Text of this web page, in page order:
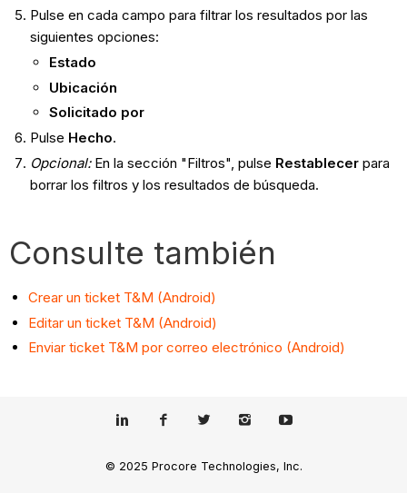
Pulse en cada campo para filtrar los resultados por las
siguientes opciones:
Estado
Ubicación
Solicitado por
Pulse Hecho.
Opcional:En la sección "Filtros", pulse Restablecer para
borrar los filtros y los resultados de búsqueda.
Consulte también
Crear un ticket T&M (Android)
Editar un ticket T&M (Android)
Enviar ticket T&M por correo electrónico (Android)
© 2025 Procore Technologies, Inc.